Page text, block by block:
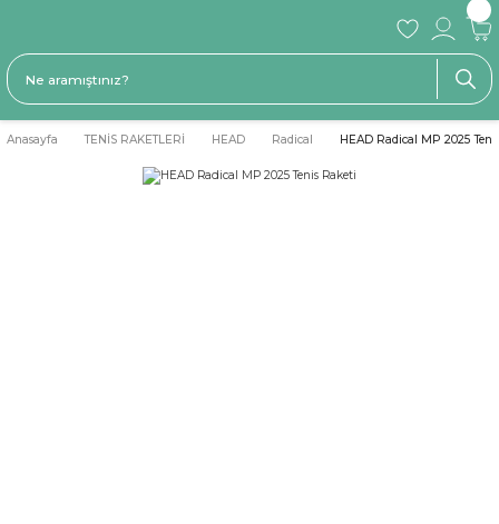
Anasayfa TENİS RAKETLERİ HEAD Radical HEAD Radical MP 2025